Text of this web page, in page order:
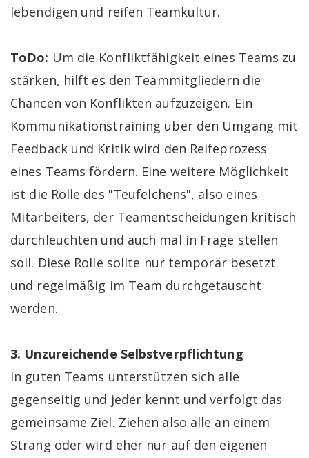
lebendigen und reifen Teamkultur.
ToDo: Um die Konfliktfähigkeit eines Teams zu
stärken, hilft es den Teammitgliedern die
Chancen von Konflikten aufzuzeigen. Ein
Kommunikationstraining über den Umgang mit
Feedback und Kritik wird den Reifeprozess
eines Teams fördern. Eine weitere Möglichkeit
ist die Rolle des "Teufelchens", also eines
Mitarbeiters, der Teamentscheidungen kritisch
durchleuchten und auch mal in Frage stellen
soll. Diese Rolle sollte nur temporär besetzt
und regelmäßig im Team durchgetauscht
werden.
3. Unzureichende Selbstverpflichtung
In guten Teams unterstützen sich alle
gegenseitig und jeder kennt und verfolgt das
gemeinsame Ziel. Ziehen also alle an einem
Strang oder wird eher nur auf den eigenen